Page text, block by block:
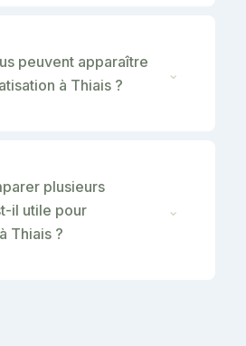
peuvent apparaître
à Thiais ?
⌄
plusieurs
il utile pour
Thiais ?
⌄